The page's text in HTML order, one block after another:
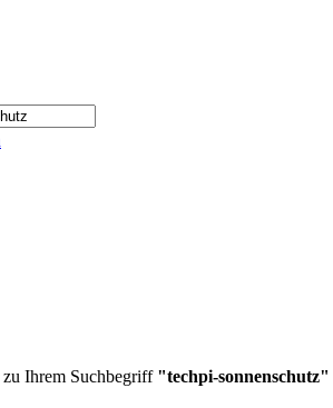
Ihrem Suchbegriff "techpi-sonnenschutz"